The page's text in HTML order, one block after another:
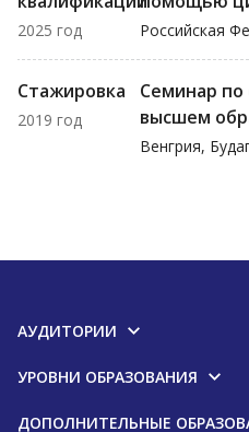
2025 год Российская
Стажировка
2019 год
Семинар по
высшем
Венгрия,
АУДИТОРИИ
УРОВНИ ОБРАЗОВАНИЯ
ДОПОЛНИТЕЛЬНЫЕ